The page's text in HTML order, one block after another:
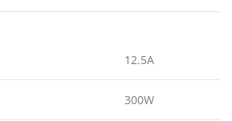
12.5A
300W